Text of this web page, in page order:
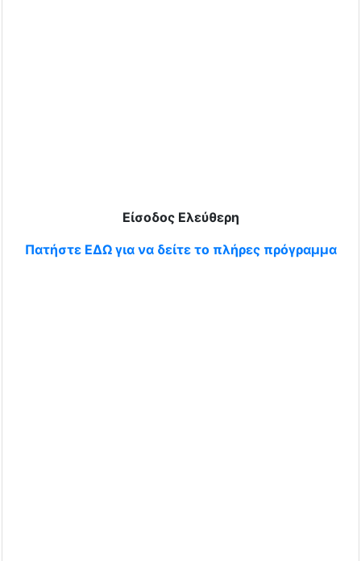
Είσοδος Ελεύθερη
Πατήστε ΕΔΩ για να δείτε το πλήρες πρόγραμμα